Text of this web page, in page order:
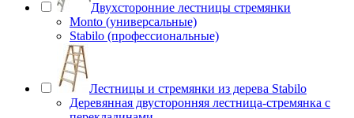
Двухсторонние лестницы стремянки
Monto (универсальные)
Stabilo (профессиональные)
Лестницы и стремянки из дерева Stabilo
Деревянная двусторонняя лестница-стремянка с